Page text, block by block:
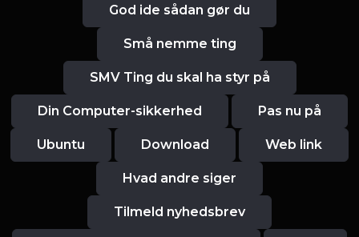
God ide sådan gør du
Små nemme ting
SMV Ting du skal ha styr på
Din Computer-sikkerhed Pas nu på
Ubuntu Download Web link
Hvad andre siger
Tilmeld nyhedsbrev